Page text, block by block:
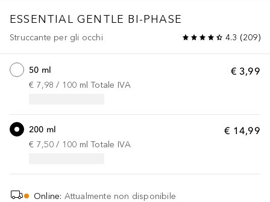
ESSENTIAL GENTLE BI-PHASE
Struccante per gli occhi 4.3 (209)
€ 3,99
50 ml
€ 7,98 / 100 ml Totale IVA
€ 14,99
200 ml
€ 7,50 / 100 ml Totale IVA
Online: Attualmente non disponibile